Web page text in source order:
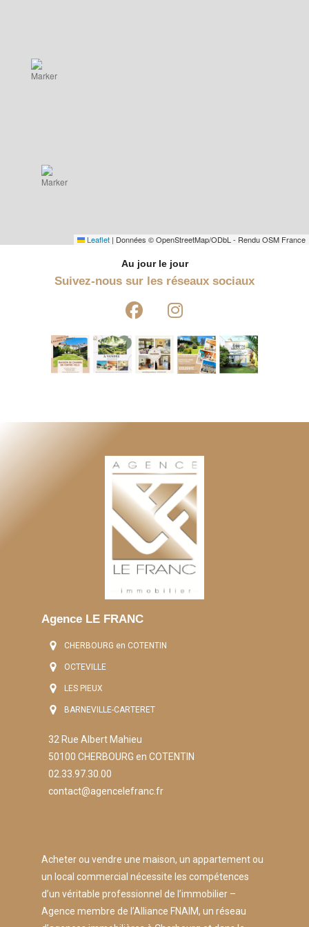
Leaflet | Données © OpenStreetMap/ODbL - Rendu OSM France
Au jour le jour
Suivez-nous sur les réseaux sociaux
Agence LE FRANC
CHERBOURG en COTENTIN
OCTEVILLE
LES PIEUX
BARNEVILLE-CARTERET
32 Rue Albert Mahieu
50100 CHERBOURG en COTENTIN
02.33.97.30.00
contact@agencelefranc.fr
Acheter ou vendre une maison, un appartement ou
un local commercial nécessite les compétences
d’un véritable professionnel de l’immobilier –
Agence membre de l’Alliance FNAIM, un réseau